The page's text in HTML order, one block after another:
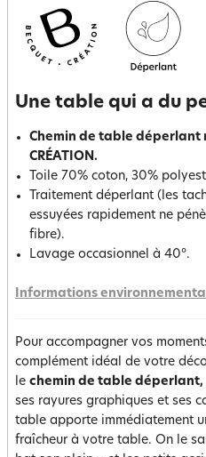
Une table qui a du
Chemin de table déperlant
CRÉATION.
Toile 70% coton, 30%
Traitement déperlant (les
essuyées rapidement ne
fibre).
Lavage occasionnel à 40°.
Informations
Pour accompagner vos
complément idéal de votre
le chemin de table déperlant,
ses rayures graphiques et ses
table apporte immédiatement
fraîcheur à votre table. On le